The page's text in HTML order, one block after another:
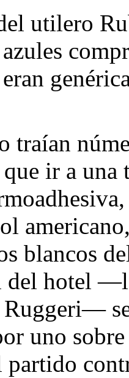
utilero
azules
traían
ir a
blancos
del hotel
Ruggeri—
uno
partido